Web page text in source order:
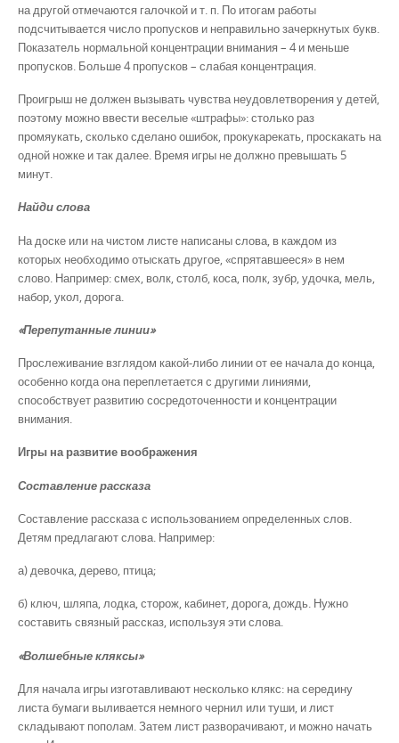
на другой отмечаются галочкой и т. п. По итогам работы
подсчитывается число пропусков и неправильно зачеркнутых букв.
Показатель нормальной концентрации внимания – 4 и меньше
пропусков. Больше 4 пропусков – слабая концентрация.
Проигрыш не должен вызывать чувства неудовлетворения у детей,
поэтому можно ввести веселые «штрафы»: столько раз
промяукать, сколько сделано ошибок, прокукарекать, проскакать на
одной ножке и так далее. Время игры не должно превышать 5
минут.
Найди слова
На доске или на чистом листе написаны слова, в каждом из
которых необходимо отыскать другое, «спрятавшееся» в нем
слово. Например: смех, волк, столб, коса, полк, зубр, удочка, мель,
набор, укол, дорога.
«Перепутанные линии»
Прослеживание взглядом какой-либо линии от ее начала до конца,
особенно когда она переплетается с другими линиями,
способствует развитию сосредоточенности и концентрации
внимания.
Игры на развитие воображения
Составление рассказа
Составление рассказа с использованием определенных слов.
Детям предлагают слова. Например:
а) девочка, дерево, птица;
б) ключ, шляпа, лодка, сторож, кабинет, дорога, дождь. Нужно
составить связный рассказ, используя эти слова.
«Волшебные кляксы»
Для начала игры изготавливают несколько клякс: на середину
листа бумаги выливается немного чернил или туши, и лист
складывают пополам. Затем лист разворачивают, и можно начать